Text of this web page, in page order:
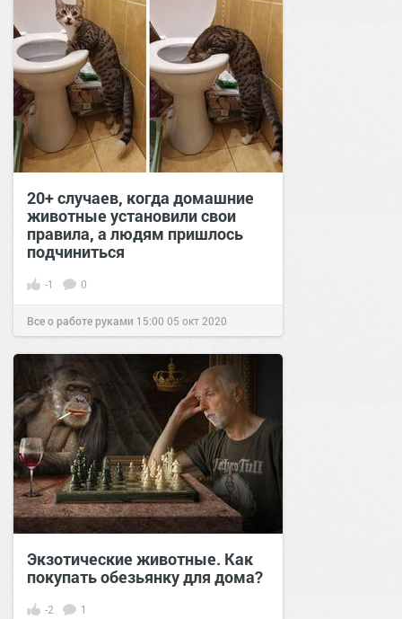
20+ случаев, когда домашние
животные установили свои
правила, а людям пришлось
подчиниться
-1 0
Все о работе руками 15:00 05 окт 2020
Экзотические животные. Как
покупать обезьянку для дома?
-2 1